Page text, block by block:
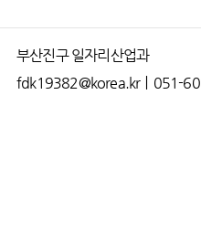
부산진구 일자리산업과
fdk19382@korea.krㅣ051-